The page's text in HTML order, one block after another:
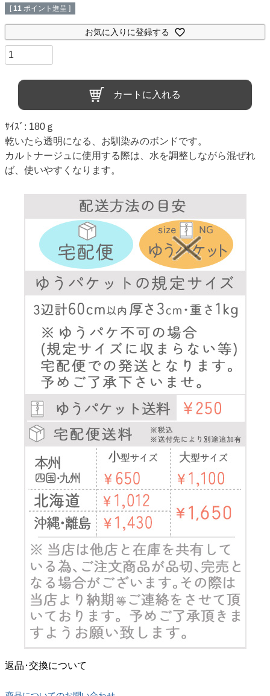
[ 11 ポイント進呈 ]
お気に入りに登録する
カートに入れる
ｻｲｽﾞ: 180ｇ
乾いたら透明になる、お馴染みのボンドです。
カルトナージュに使用する際は、水を調整しながら混ぜれ
ば、使いやすくなります。
返品･交換について